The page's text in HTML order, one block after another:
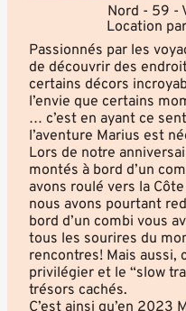
Nord - 59 -
Location
Passionnés par les
de découvrir des
certains décors
l’envie que certains
… c’est en ayant ce
l’aventure Marius est
Lors de notre
montés à bord d’un
avons roulé vers la
nous avons pourtant
bord d’un combi vous
tous les sourires du
rencontres! Mais
privilégier et le “slow
trésors cachés.
C’est ainsi qu’en 2023